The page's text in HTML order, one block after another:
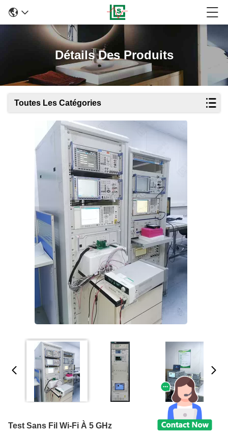
Détails Des Produits
Toutes Les Catégories
Test Sans Fil Wi-Fi À 5 GHz